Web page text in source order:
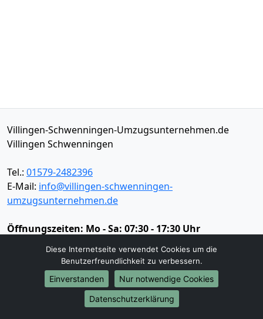
Villingen-Schwenningen-Umzugsunternehmen.de
Villingen Schwenningen
Tel.: 01579-2482396
E-Mail: info@villingen-schwenningen-
umzugsunternehmen.de
Öffnungszeiten: Mo - Sa: 07:30 - 17:30 Uhr
Impressum
Datenschutz
Umzugsservice
Diese Internetseite verwendet Cookies um die
Benutzerfreundlichkeit zu verbessern.
Einverstanden
Nur notwendige Cookies
Datenschutzerklärung